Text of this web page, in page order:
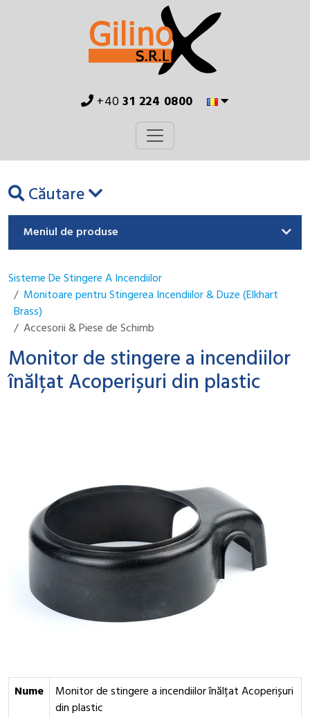
+4031 224 0800
Căutare
Meniul de produse
Sisteme De Stingere A Incendiilor
Monitoare pentru Stingerea Incendiilor & Duze (Elkhart
Brass)
Accesorii & Piese de Schimb
Monitor de stingere a incendiilor
înălțat Acoperișuri din plastic
Nume
Monitor de stingere a incendiilor înălțat Acoperișuri
din plastic